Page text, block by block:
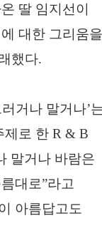
딸 임지선이
대한 그리움을
했다.
러거나 말거나’
제로 한 R & B
말거나 바람은
대로”라고
아름답고도